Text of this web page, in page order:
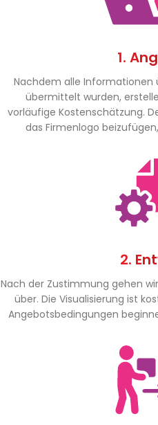
1.
Nachdem alle Informationen
übermittelt wurden,
vorläufige Kostenschätzung.
das Firmenlogo
2.
Nach der Zustimmung gehen
über. Die Visualisierung ist
Angebotsbedingungen